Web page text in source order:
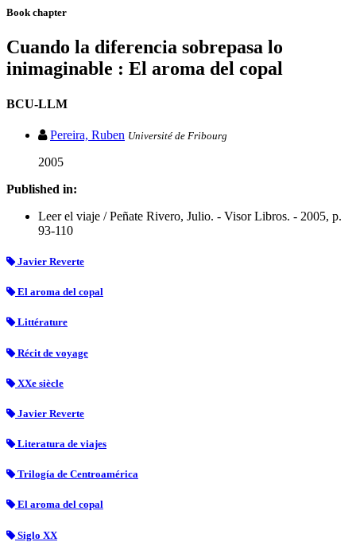
Book chapter
Cuando la diferencia sobrepasa lo
inimaginable : El aroma del copal
BCU-LLM
Pereira, Ruben Université de Fribourg
2005
Published in:
Leer el viaje / Peñate Rivero, Julio. - Visor Libros. - 2005, p.
93-110
Javier Reverte
El aroma del copal
Littérature
Récit de voyage
XXe siècle
Javier Reverte
Literatura de viajes
Trilogía de Centroamérica
El aroma del copal
Siglo XX